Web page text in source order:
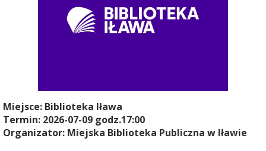
Miejsce: Biblioteka Iława
Termin: 2026-07-09 godz.17:00
Organizator: Miejska Biblioteka Publiczna w Iławie